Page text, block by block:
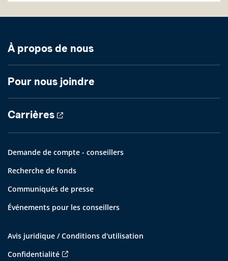
À propos de nous
Pour nous joindre
Carrières
Demande de compte - conseillers
Recherche de fonds
Communiqués de presse
Événements pour les conseillers
Avis juridique / Conditions d'utilisation
Confidentialité